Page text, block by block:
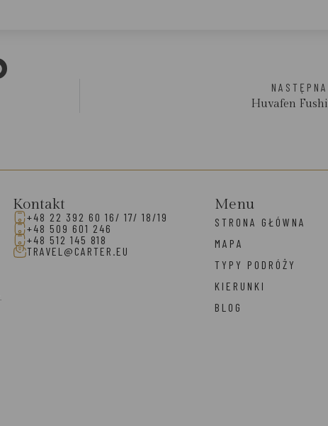
NASTĘPNA
Huvafen Fushi
Kontakt
+48 22 392 60 16/ 17/ 18/19
+48 509 601 246
+48 512 145 818
TRAVEL@CARTER.EU
Menu
STRONA GŁÓWNA
MAPA
TYPY PODRÓŻY
KIERUNKI
BLOG